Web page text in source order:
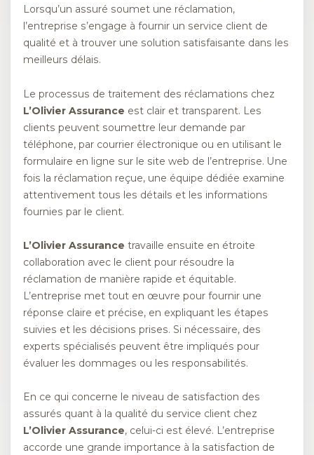
Lorsqu’un assuré soumet une réclamation,
l’entreprise s’engage à fournir un service client de
qualité et à trouver une solution satisfaisante dans les
meilleurs délais.
Le processus de traitement des réclamations chez
L’Olivier Assurance est clair et transparent. Les
clients peuvent soumettre leur demande par
téléphone, par courrier électronique ou en utilisant le
formulaire en ligne sur le site web de l’entreprise. Une
fois la réclamation reçue, une équipe dédiée examine
attentivement tous les détails et les informations
fournies par le client.
L’Olivier Assurance travaille ensuite en étroite
collaboration avec le client pour résoudre la
réclamation de manière rapide et équitable.
L’entreprise met tout en œuvre pour fournir une
réponse claire et précise, en expliquant les étapes
suivies et les décisions prises. Si nécessaire, des
experts spécialisés peuvent être impliqués pour
évaluer les dommages ou les responsabilités.
En ce qui concerne le niveau de satisfaction des
assurés quant à la qualité du service client chez
L’Olivier Assurance, celui-ci est élevé. L’entreprise
accorde une grande importance à la satisfaction de